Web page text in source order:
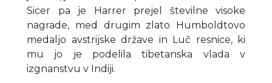
Sicer pa je Harrer prejel številne visoke
nagrade, med drugim zlato Humboldtovo
medaljo avstrijske države in Luč resnice, ki
mu jo je podelila tibetanska vlada v
izgnanstvu v Indiji.